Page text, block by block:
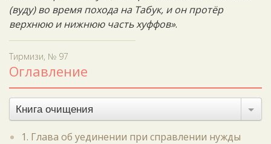
(вуду) во время похода на Табук, и он протёр
верхнюю и нижнюю часть хуффов».
Тирмизи, № 97
Оглавление
Книга очищения
1. Глава об уединении при справлении нужды